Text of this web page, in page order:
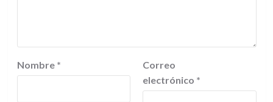
Nombre *
Correo
electrónico *